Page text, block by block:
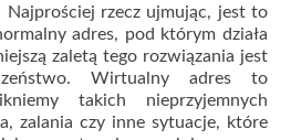
Najprościej rzecz ujmując, jest to
adres, pod którym działa
zaletą tego rozwiązania jest
Wirtualny adres to
takich nieprzyjemnych
zalania czy inne sytuacje, które